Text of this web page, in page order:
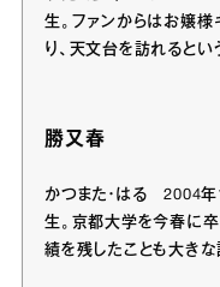
生。ファンからはお嬢様
り、天文台を訪れるとい
勝又春
かつまた・はる 2004年
生。京都大学を今春に
績を残したことも大きな